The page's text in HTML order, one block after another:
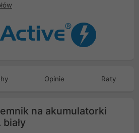
Opinie Raty
na akumulatorki